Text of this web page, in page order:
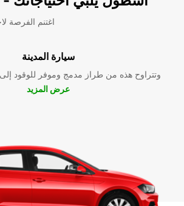
اغتنم الفرصة
سيارة المدينة
وتتراوح هذه من طراز مدمج وموفر للوقود
عرض المزيد